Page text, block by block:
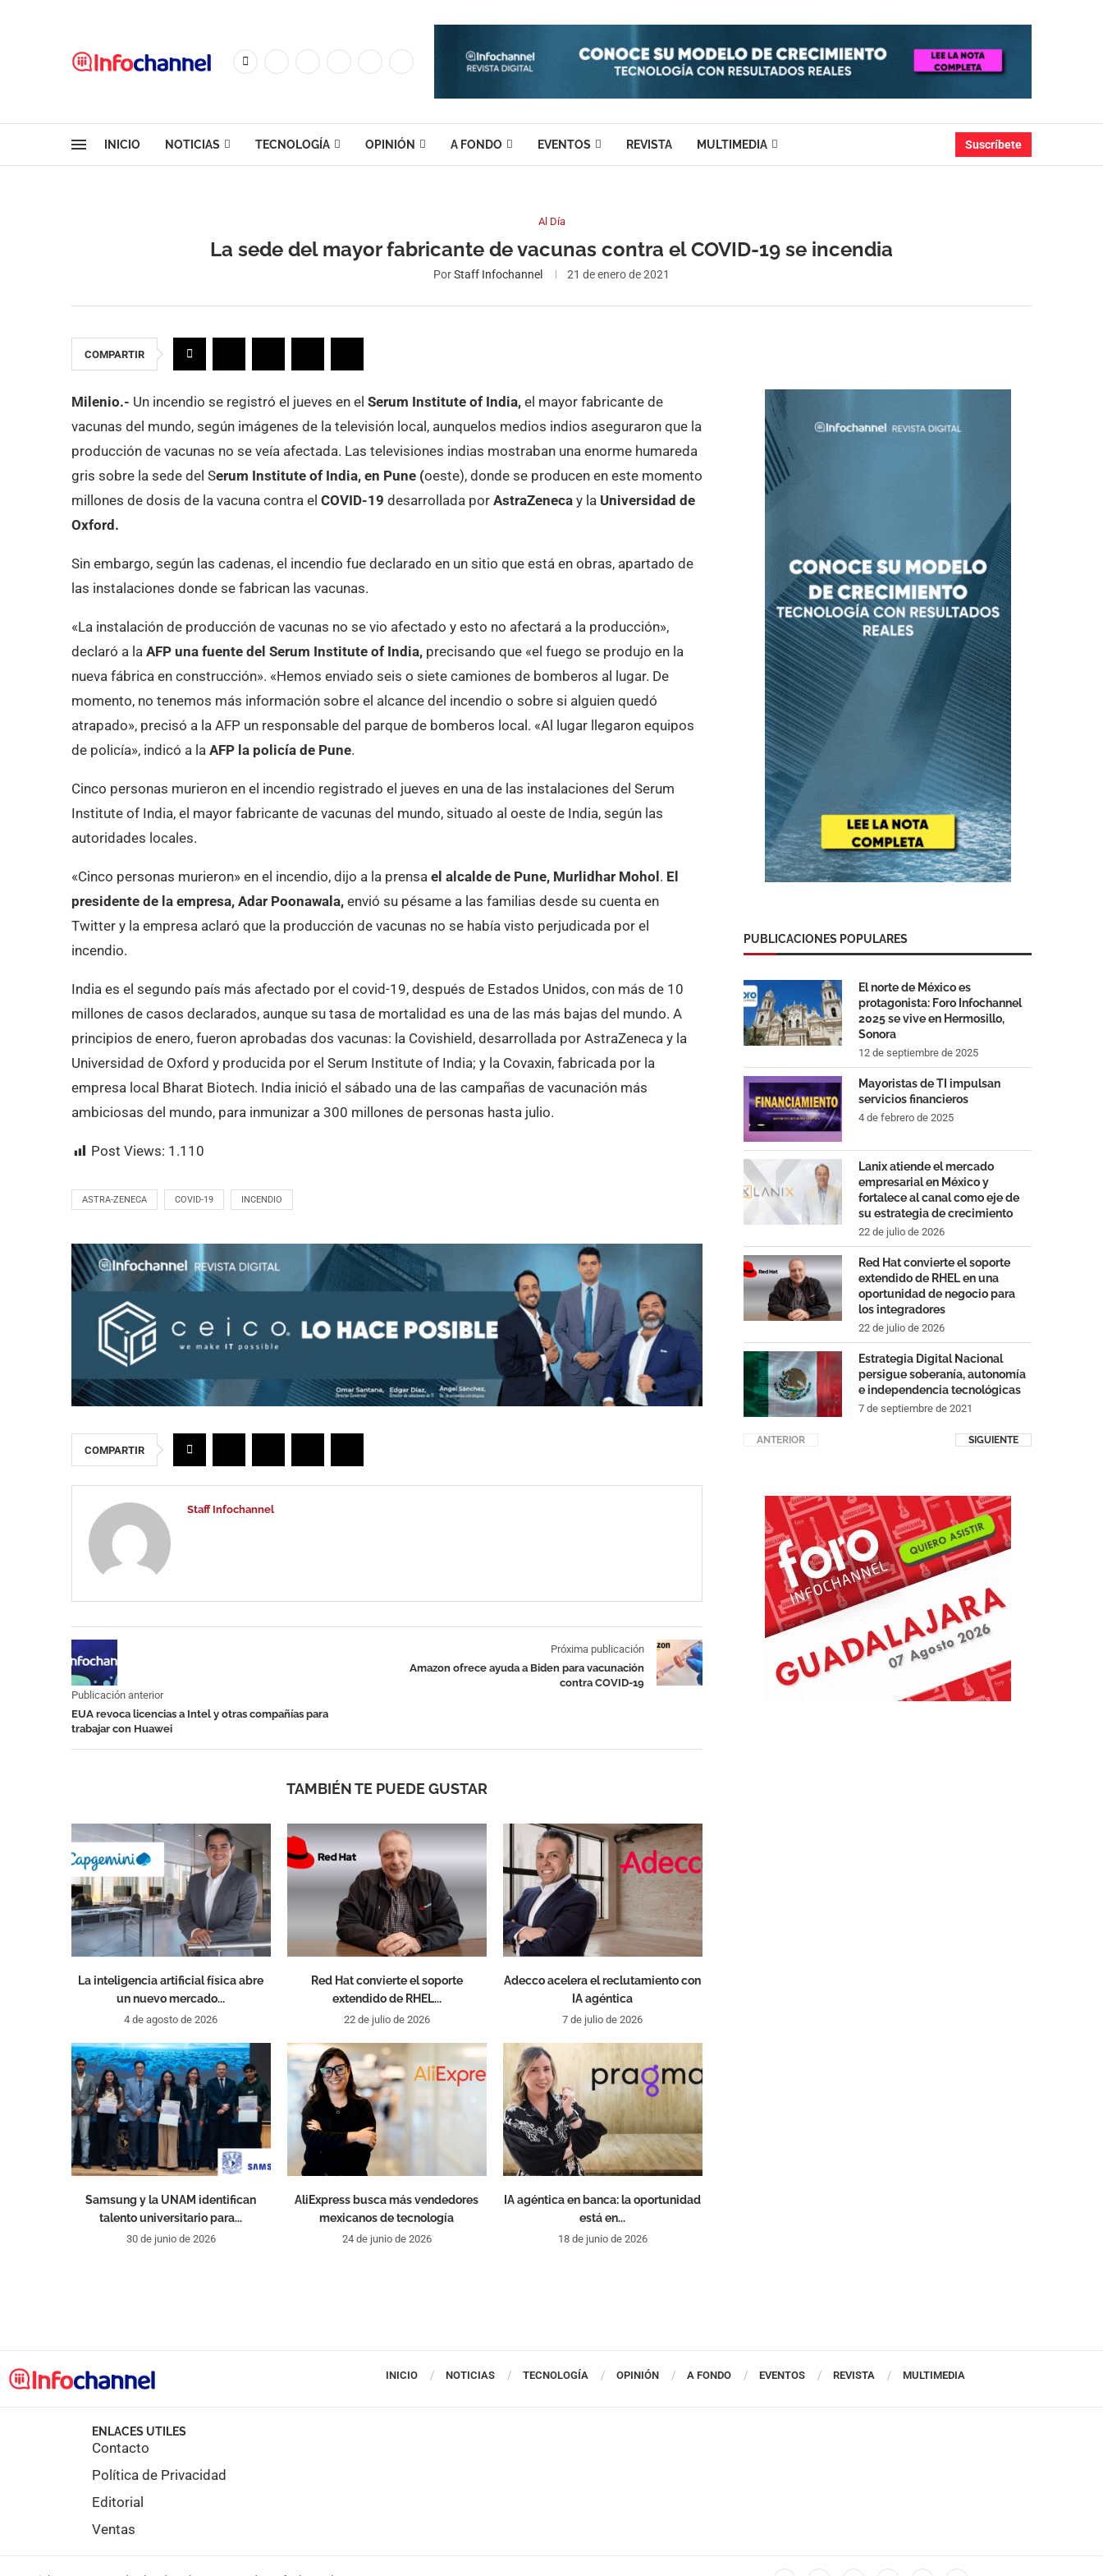
INICIO NOTICIAS TECNOLOGÍA OPINIÓN A FONDO EVENTOS REVISTA MULTIMEDIA Suscríbete
Al Día
La sede del mayor fabricante de vacunas contra el COVID-19 se incendia
PorStaff Infochannel 21 de enero de 2021
COMPARTIR
Milenio.- Un incendio se registró el jueves en el Serum Institute of India, el mayor fabricante de
vacunas del mundo, según imágenes de la televisión local, aunquelos medios indios aseguraron que la
producción de vacunas no se veía afectada. Las televisiones indias mostraban una enorme humareda
gris sobre la sede del Serum Institute of India, en Pune (oeste), donde se producen en este momento
millones de dosis de la vacuna contra el COVID-19 desarrollada por AstraZeneca y la Universidad de
Oxford.
Sin embargo, según las cadenas, el incendio fue declarado en un sitio que está en obras, apartado de
las instalaciones donde se fabrican las vacunas.
«La instalación de producción de vacunas no se vio afectado y esto no afectará a la producción»,
declaró a la AFP una fuente del Serum Institute of India, precisando que «el fuego se produjo en la
nueva fábrica en construcción». «Hemos enviado seis o siete camiones de bomberos al lugar. De
momento, no tenemos más información sobre el alcance del incendio o sobre si alguien quedó
atrapado», precisó a la AFP un responsable del parque de bomberos local. «Al lugar llegaron equipos
de policía», indicó a la AFP la policía de Pune.
Cinco personas murieron en el incendio registrado el jueves en una de las instalaciones del Serum
Institute of India, el mayor fabricante de vacunas del mundo, situado al oeste de India, según las
autoridades locales.
«Cinco personas murieron» en el incendio, dijo a la prensa el alcalde de Pune, Murlidhar Mohol . El
presidente de la empresa, Adar Poonawala, envió su pésame a las familias desde su cuenta en
Twitter y la empresa aclaró que la producción de vacunas no se había visto perjudicada por el
incendio.
India es el segundo país más afectado por el covid-19, después de Estados Unidos, con más de 10
millones de casos declarados, aunque su tasa de mortalidad es una de las más bajas del mundo. A
principios de enero, fueron aprobadas dos vacunas: la Covishield, desarrollada por AstraZeneca y la
Universidad de Oxford y producida por el Serum Institute of India; y la Covaxin, fabricada por la
empresa local Bharat Biotech. India inició el sábado una de las campañas de vacunación más
ambiciosas del mundo, para inmunizar a 300 millones de personas hasta julio.
Post Views: 1.110
ASTRA-ZENECA COVID-19 INCENDIO
COMPARTIR
Staff Infochannel
Publicación anterior
EUA revoca licencias a Intel y otras compañías para
trabajar con Huawei
Próxima publicación
Amazon ofrece ayuda a Biden para vacunación
contra COVID-19
TAMBIÉN TE PUEDE GUSTAR
La inteligencia artificial física abre
un nuevo mercado...
4 de agosto de 2026
Red Hat convierte el soporte
extendido de RHEL...
22 de julio de 2026
Adecco acelera el reclutamiento con
IA agéntica
7 de julio de 2026
Samsung y la UNAM identifican
talento universitario para...
30 de junio de 2026
AliExpress busca más vendedores
mexicanos de tecnología
24 de junio de 2026
IA agéntica en banca: la oportunidad
está en...
18 de junio de 2026
PUBLICACIONES POPULARES
El norte de México es
protagonista: Foro Infochannel
2025 se vive en Hermosillo,
Sonora
12 de septiembre de 2025
Mayoristas de TI impulsan
servicios financieros
4 de febrero de 2025
Lanix atiende el mercado
empresarial en México y
fortalece al canal como eje de
su estrategia de crecimiento
22 de julio de 2026
Red Hat convierte el soporte
extendido de RHEL en una
oportunidad de negocio para
los integradores
22 de julio de 2026
Estrategia Digital Nacional
persigue soberanía, autonomía
e independencia tecnológicas
7 de septiembre de 2021
ANTERIOR SIGUIENTE
INICIO NOTICIAS TECNOLOGÍA OPINIÓN A FONDO EVENTOS REVISTA MULTIMEDIA
ENLACES UTILES
Contacto
Política de Privacidad
Editorial
Ventas